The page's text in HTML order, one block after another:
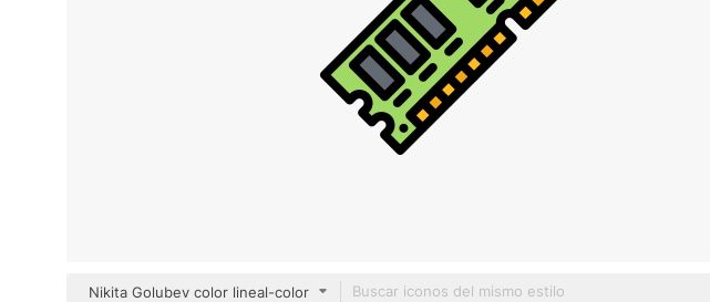
Nikita Golubev color lineal-color